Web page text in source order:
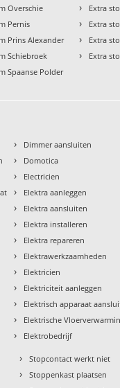
Overschie
Pernis
Prins Alexander
Schiebroek
Spaanse Polder
› Extra
› Extra
› Extra
› Extra
› Dimmer aansluiten
› Domotica
› Electricien
› Elektra aanleggen
› Elektra aansluiten
› Elektra installeren
› Elektra repareren
› Elektrawerkzaamheden
› Elektricien
› Elektriciteit aanleggen
› Elektrisch apparaat
› Elektrische
› Elektrobedrijf
› Stopcontact werkt niet
› Stoppenkast plaatsen